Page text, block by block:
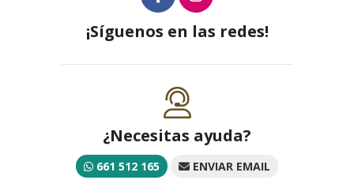
¡Síguenos en las redes!
¿Necesitas ayuda?
661 512 165 ENVIAR EMAIL